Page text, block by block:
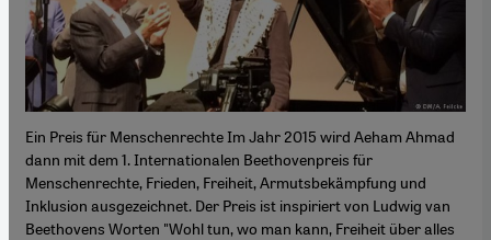
Ein Preis für Menschenrechte Im Jahr 2015 wird Aeham Ahmad
dann mit dem 1. Internationalen Beethovenpreis für
Menschenrechte, Frieden, Freiheit, Armutsbekämpfung und
Inklusion ausgezeichnet. Der Preis ist inspiriert von Ludwig van
Beethovens Worten "Wohl tun, wo man kann, Freiheit über alles